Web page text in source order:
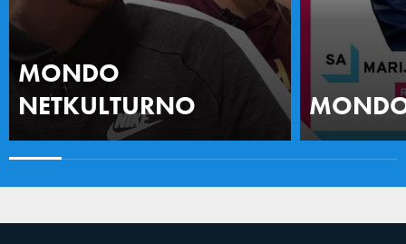
MONDO
NETKULTURNO